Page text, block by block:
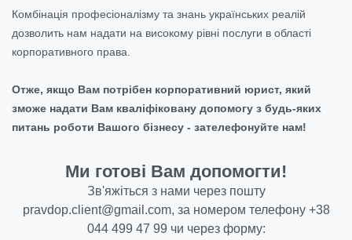
Комбінація професіоналізму та знань українських реалій
дозволить нам надати на високому рівні послуги в області
корпоративного права.
Отже, якщо Вам потрібен корпоративний юрист, який
зможе надати Вам кваліфіковану допомогу з будь-яких
питань роботи Вашого бізнесу - зателефонуйте нам!
Ми готові Вам допомогти!
Зв'яжіться з нами через пошту
pravdop.client@gmail.com, за номером телефону +38
044 499 47 99 чи через форму: